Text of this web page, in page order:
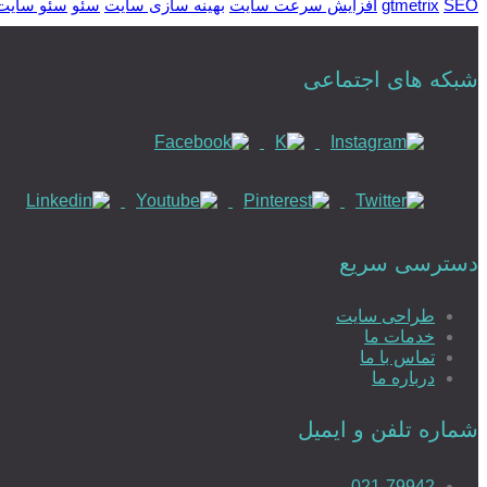
gtmetrix SEO افزایش سرعت سایت بهینه سازی سایت سئو سئو
شبکه های اجتماعی
دسترسی سریع
طراحی سایت
خدمات ما
تماس با ما
درباره ما
شماره تلفن و ایمیل